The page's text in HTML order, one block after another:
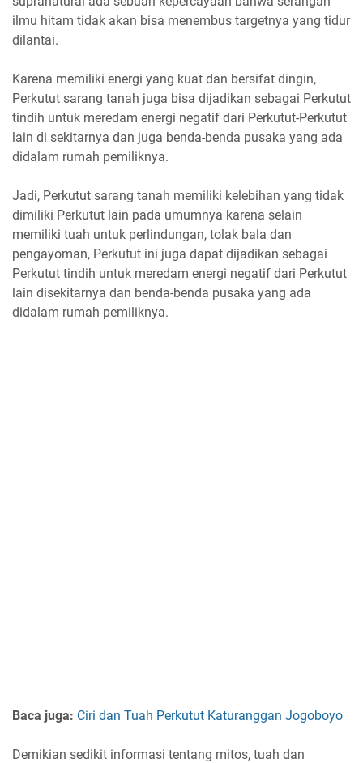
ilmu hitam tidak akan bisa menembus targetnya yang tidur
dilantai.
Karena memiliki energi yang kuat dan bersifat dingin,
Perkutut sarang tanah juga bisa dijadikan sebagai Perkutut
tindih untuk meredam energi negatif dari Perkutut-Perkutut
lain di sekitarnya dan juga benda-benda pusaka yang ada
didalam rumah pemiliknya.
Jadi, Perkutut sarang tanah memiliki kelebihan yang tidak
dimiliki Perkutut lain pada umumnya karena selain
memiliki tuah untuk perlindungan, tolak bala dan
pengayoman, Perkutut ini juga dapat dijadikan sebagai
Perkutut tindih untuk meredam energi negatif dari Perkutut
lain disekitarnya dan benda-benda pusaka yang ada
didalam rumah pemiliknya.
Baca juga: Ciri dan Tuah Perkutut Katuranggan Jogoboyo
Demikian sedikit informasi tentang mitos, tuah dan